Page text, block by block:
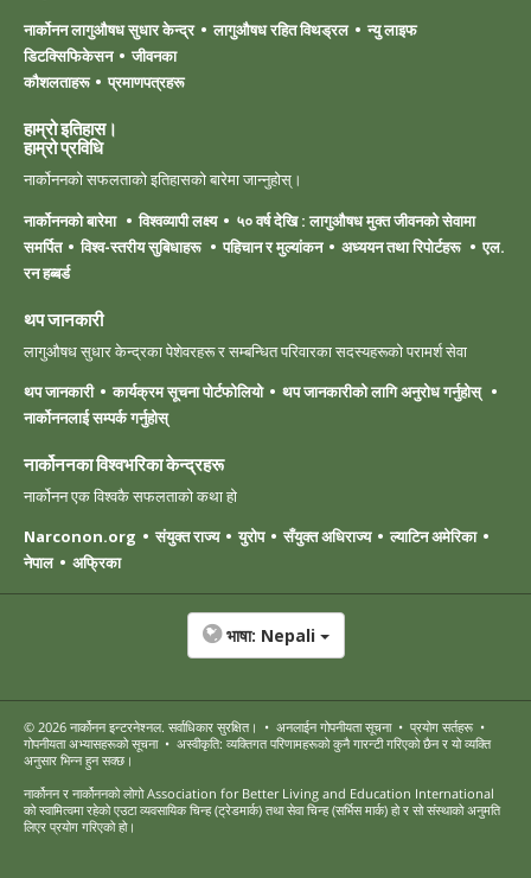
नार्कोनन लागुऔषध सुधार केन्द्र
लागुऔषध रहित विथड्रल
न्यु लाइफ
डिटक्सिफिकेसन
जीवनका
कौशलताहरू
प्रमाणपत्रहरू
हाम्रो इतिहास।
हाम्रो ‍प्रविधि
नार्कोननको सफलताको इतिहासको बारेमा जान्नुहोस्।
नार्कोननको बारेमा
विश्वव्यापी लक्ष्य
५० वर्ष देखि : लागुऔषध मुक्त जीवनको सेवामा
समर्पित
विश्व-स्तरीय सुबिधाहरू पहिचान र मुल्यांकन अध्ययन तथा रिपोर्टहरू
एल.
रन हब्बर्ड
थप जानकारी
लागुऔषध सुधार केन्द्रका पेशेवरहरू र सम्बन्धित परिवारका सदस्यहरूको परामर्श सेवा
थप जानकारी
कार्यक्रम सूचना पोर्टफोलियो
थप जानकारीको लागि अनुरोध गर्नुहोस्
नार्कोननलाई सम्पर्क गर्नुहोस्
नार्कोननका विश्वभरिका केन्द्रहरू
नार्कोनन एक विश्वकै सफलताको कथा हो
Narconon.org
संयुक्त राज्य युरोप सँयुक्त अधिराज्य
ल्याटिन अमेरिका
नेपाल
अफ्रिका
भाषा: Nepali
© 2026 नार्कोनन इन्टरनेश्नल. सर्वाधिकार सुरक्षित। • अनलाईन गोपनीयता सूचना• प्रयोग सर्तहरू •
गोपनीयता अभ्यासहरूको सूचना• अस्वीकृति: व्यक्तिगत परिणामहरूको कुनै गारन्टी गरिएको छैन र यो व्यक्ति
अनुसार भिन्न हुन सक्छ।
नार्कोनन र नार्कोननको लोगो Association for Better Living and Education International
को स्वामित्वमा रहेको एउटा व्यवसायिक चिन्ह (ट्रेडमार्क) तथा सेवा चिन्ह (सर्भिस मार्क) हो र सो संस्थाको अनुमति
लिएर प्रयोग गरिएको हो।